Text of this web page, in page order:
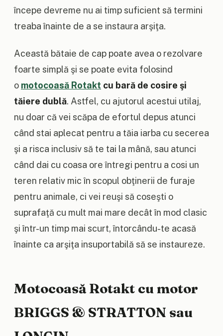
începe devreme nu ai timp suficient să termini
treaba înainte de a se instaura arşiţa.
Această bătaie de cap poate avea o rezolvare
foarte simplă şi se poate evita folosind
o motocoasă Rotakt cu bară de cosire şi
tăiere dublă. Astfel, cu ajutorul acestui utilaj,
nu doar că vei scăpa de efortul depus atunci
când stai aplecat pentru a tăia iarba cu secerea
şi a risca inclusiv să te tai la mână, sau atunci
când dai cu coasa ore întregi pentru a cosi un
teren relativ mic în scopul obţinerii de furaje
pentru animale, ci vei reuşi să coseşti o
suprafaţă cu mult mai mare decât în mod clasic
şi într-un timp mai scurt, întorcându-te acasă
înainte ca arşiţa insuportabilă să se instaureze.
Motocoasă Rotakt cu motor
BRIGGS & STRATTON sau